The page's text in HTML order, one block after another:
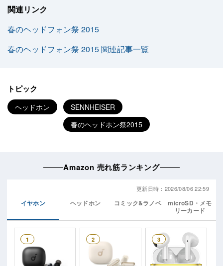
関連リンク
春のヘッドフォン祭 2015
春のヘッドフォン祭 2015 関連記事一覧
トピック
ヘッドホン
SENNHEISER
春のヘッドホン祭2015